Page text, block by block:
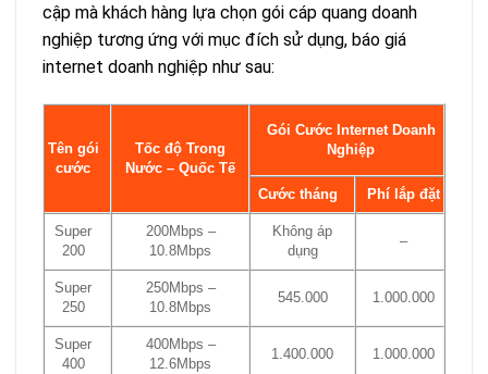
cập mà khách hàng lựa chọn gói cáp quang doanh
nghiệp tương ứng với mục đích sử dụng, báo giá
internet doanh nghiệp như sau:
Tên gói
cước
Tốc độ Trong
Nước – Quốc Tế
Gói Cước Internet Doanh
Nghiệp
Cước tháng Phí lắp đặt
Super
200
200Mbps –
10.8Mbps
Không áp
dụng
–
Super
250
250Mbps –
10.8Mbps
545.000 1.000.000
Super
400
400Mbps –
12.6Mbps
1.400.000 1.000.000